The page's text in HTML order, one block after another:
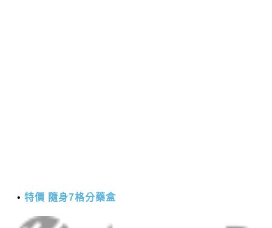
特價 隨身7格分藥盒